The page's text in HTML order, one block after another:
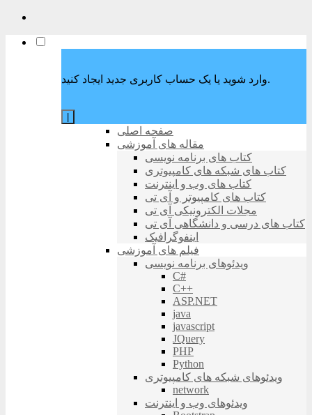
وارد شوید یا یک حساب کاربری جدید ایجاد کنید.
صفحه اصلی
مقاله های آموزشی
کتاب های برنامه نویسی
کتاب های شبکه های کامپیوتری
کتاب های وب و اینترنت
کتاب های کامپیوتر و آی تی
مجلات الکترونیکی آی تی
کتاب های درسی و دانشگاهی آی تی
اینفوگرافیک
فیلم های آموزشی
ویدئوهای برنامه نویسی
C#
C++
ASP.NET
java
javascript
JQuery
PHP
Python
ویدئوهای شبکه های کامپیوتری
network
ویدئوهای وب و اینترنت